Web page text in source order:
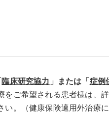
臨床研究協力」または「症例
をご希望される患者様は、
い。（健康保険適用外治療に